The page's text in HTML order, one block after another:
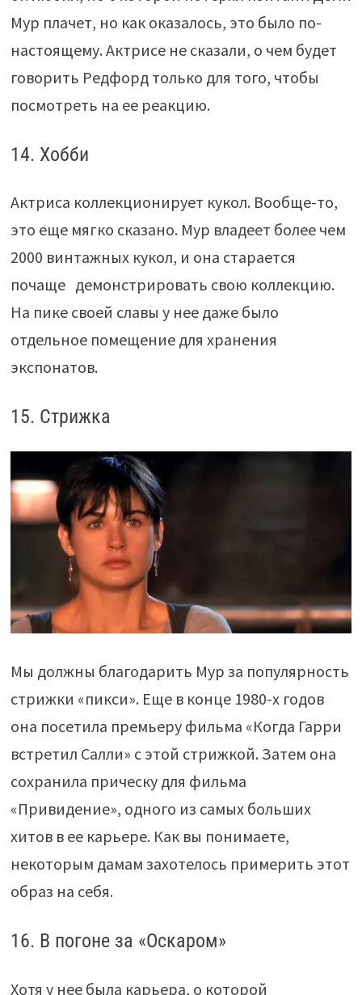
Мур плачет, но как оказалось, это было по-
настоящему. Актрисе не сказали, о чем будет
говорить Редфорд только для того, чтобы
посмотреть на ее реакцию.
14. Хобби
Актриса коллекционирует кукол. Вообще-то,
это еще мягко сказано. Мур владеет более чем
2000 винтажных кукол, и она старается
почаще демонстрировать свою коллекцию.
На пике своей славы у нее даже было
отдельное помещение для хранения
экспонатов.
15. Стрижка
Мы должны благодарить Мур за популярность
стрижки «пикси». Еще в конце 1980-х годов
она посетила премьеру фильма «Когда Гарри
встретил Салли» с этой стрижкой. Затем она
сохранила прическу для фильма
«Привидение», одного из самых больших
хитов в ее карьере. Как вы понимаете,
некоторым дамам захотелось примерить этот
образ на себя.
16. В погоне за «Оскаром»
Хотя у нее была карьера, о которой